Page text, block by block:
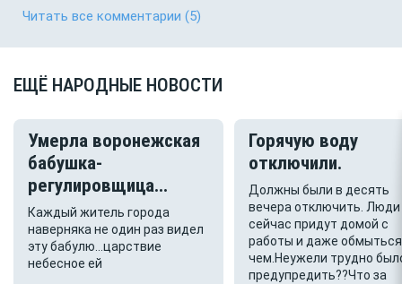
Читать все комментарии (5)
ЕЩЁ НАРОДНЫЕ НОВОСТИ
Умерла воронежская
бабушка-
регулировщица...
Каждый житель города
наверняка не один раз видел
эту бабулю…царствие
небесное ей
Горячую воду
отключили.
Должны были в десять
вечера отключить. Люди
сейчас придут домой с
работы и даже
чем.Неужели трудно
предупредить??Что за